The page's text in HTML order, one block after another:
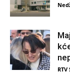
RTV